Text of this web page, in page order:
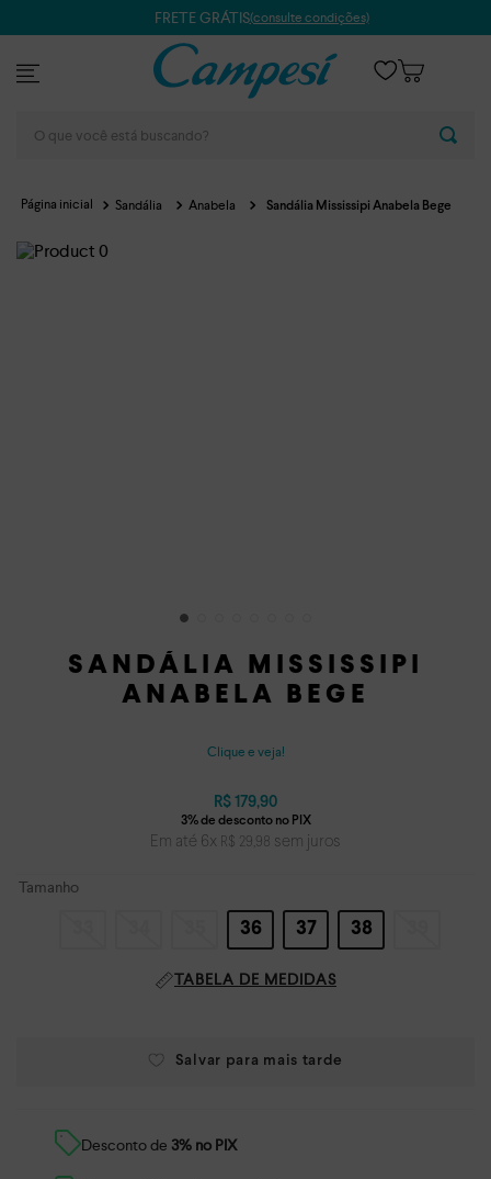
FRETE GRÁTIS(consulte condições)
Sandália Anabela Sandália Mississipi Anabela Bege
SANDÁLIA MISSISSIPI
ANABELA BEGE
Clique e veja!
R$ 179,90
Em até 6x R$ 29,98 sem juros
Tamanho
36 37 38
TABELA DE MEDIDAS
Desconto de 3% no PIX